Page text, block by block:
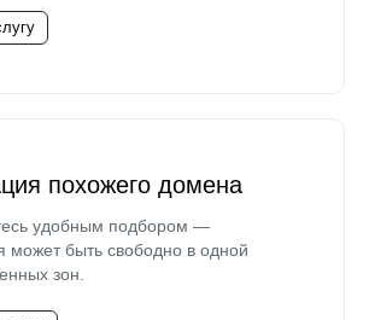
похожего домена
удобным подбором —
может быть свободно в одной
зон.